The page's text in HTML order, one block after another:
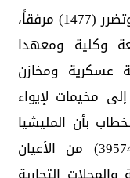
بإغلاق 75% من المرافق التعليمية وتضرر (1477) مرفقاً،
وجامعة وكلية ومعهدا
عسكرية ومخازن
(376) مدرسة إلى مخيمات لإيواء
بأن المليشيا
الحوثية تسببت في تضرر نحو (39574) من الأعيان